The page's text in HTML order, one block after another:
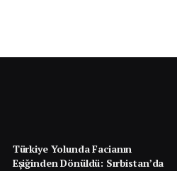
Türkiye Yolunda Facianın
Eşiğinden Dönüldü: Sırbistan’da